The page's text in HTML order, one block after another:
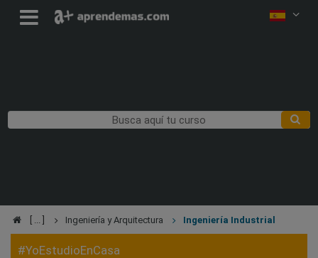
Ingeniería y Arquitectura Ingeniería Industrial
#YoEstudioEnCasa